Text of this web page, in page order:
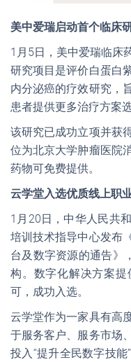
美中爱瑞启动首个临床
1月5日，美中爱瑞临床
研究项目是评价白蛋白
内分泌癌的疗效研究，
患者提供更多治疗方案
该研究已成功立项并获
位为北京大学肿瘤医院
药物可免费提供。
云学堂入选优质线上职
1月20日，中华人民共
培训技术指导中心发布
台及数字资源的通告》
构。数字化解决方案
可，成功入选。
云学堂作为一家具有高
于服务客户、服务市场
投入“提升全民数字技